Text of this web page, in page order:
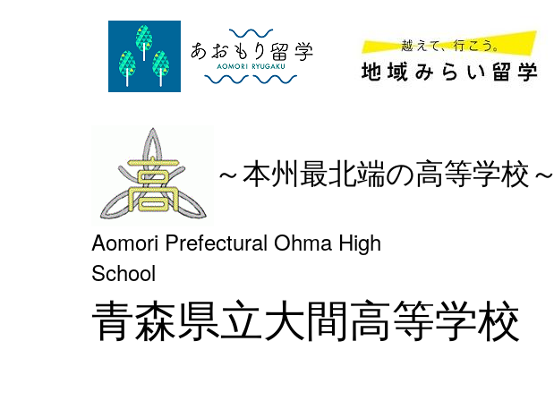
～本州最北端の高等学校～
Aomori Prefectural Ohma High
School
青森県立大間高等学校